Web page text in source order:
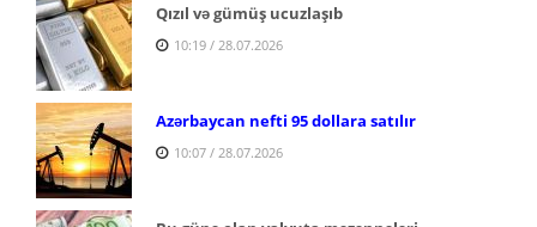
Qızıl və gümüş ucuzlaşıb
10:19 / 28.07.2026
Azərbaycan nefti 95 dollara satılır
10:07 / 28.07.2026